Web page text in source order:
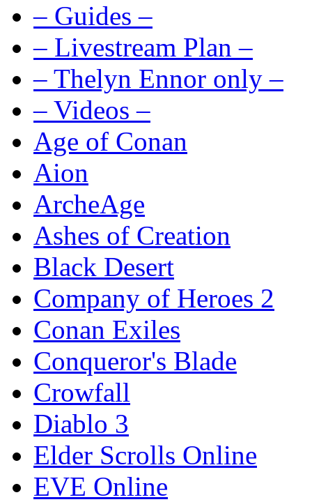
– Guides –
– Livestream Plan –
– Thelyn Ennor only –
– Videos –
Age of Conan
Aion
ArcheAge
Ashes of Creation
Black Desert
Company of Heroes 2
Conan Exiles
Conqueror's Blade
Crowfall
Diablo 3
Elder Scrolls Online
EVE Online